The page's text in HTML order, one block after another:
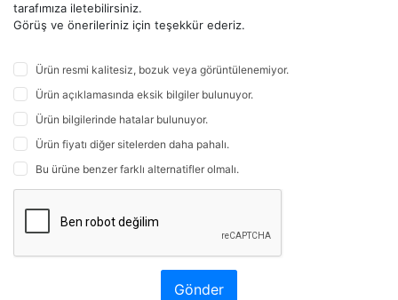
tarafımıza iletebilirsiniz.
Görüş ve önerileriniz için teşekkür ederiz.
Ürün resmi kalitesiz, bozuk veya görüntülenemiyor.
Ürün açıklamasında eksik bilgiler bulunuyor.
Ürün bilgilerinde hatalar bulunuyor.
Ürün fiyatı diğer sitelerden daha pahalı.
Bu ürüne benzer farklı alternatifler olmalı.
Gönder